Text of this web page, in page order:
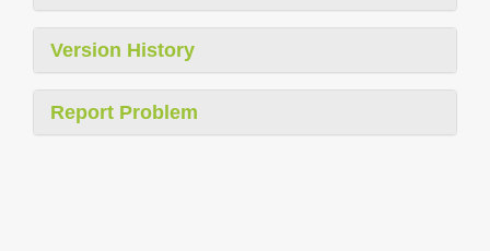
Version History
Report Problem